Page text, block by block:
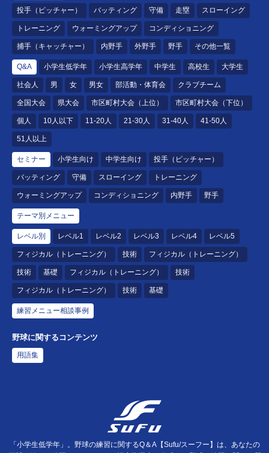
投手（ピッチャー） バッティング 守備 走塁 スローイング
トレーニング ウォーミングアップ コンディショニング
捕手（キャッチャー） 内野手 外野手 野手 その他一覧
Q&A 小学生低学年 小学生高学年 中学生 高校生 大学生
社会人 男 女 男女 部活動・体育会 クラブチーム
全国大会 県大会 市区町村大会（上位） 市区町村大会（下位）
個人 10人以下 11-20人 21-30人 31-40人 41-50人
51人以上
セミナー 小学生向け 中学生向け 投手（ピッチャー）
バッティング 守備 スローイング トレーニング
ウォーミングアップ コンディショニング 内野手 野手
テーマ別メニュー
レベル別 レベル1 レベル2 レベル3 レベル4 レベル5
フィジカル（トレーニング） 技術 フィジカル（トレーニング）
技術 基礎 フィジカル（トレーニング） 技術
フィジカル（トレーニング） 技術 基礎
練習メニュー相談事例
野球に関するコンテンツ
用語集
「小学生低学年」。野球の練習に関するQ＆A【Sufu/スーフー】は、あなたの